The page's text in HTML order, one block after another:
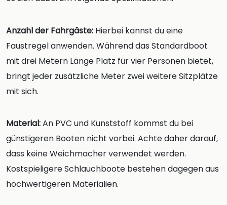
Anzahl der Fahrgäste: Hierbei kannst du eine
Faustregel anwenden. Während das Standardboot
mit drei Metern Länge Platz für vier Personen bietet,
bringt jeder zusätzliche Meter zwei weitere Sitzplätze
mit sich.
Material:An PVC und Kunststoff kommst du bei
günstigeren Booten nicht vorbei. Achte daher darauf,
dass keine Weichmacher verwendet werden.
Kostspieligere Schlauchboote bestehen dagegen aus
hochwertigeren Materialien.